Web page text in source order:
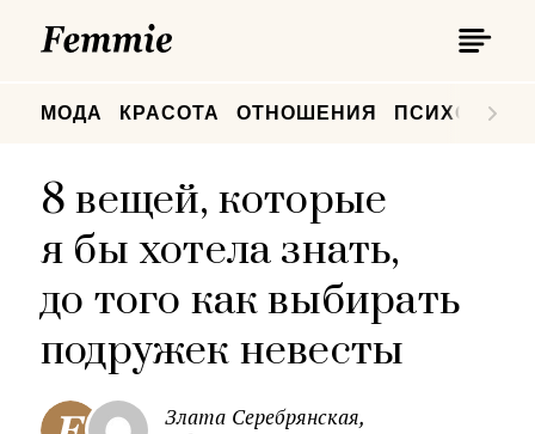
МОДА КРАСОТА ОТНОШЕНИЯ
8 вещей, которые
я бы хотела знать,
до того как выбирать
подружек невесты
Злата Серебрянская,